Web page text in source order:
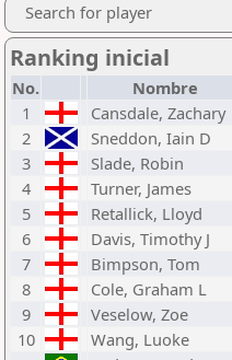
Search for player
Ranking inicial
No. Nombre
1
Cansdale, Zachary
2
Sneddon, Iain D
3
Slade, Robin
4
Turner, James
5
Retallick, Lloyd
6
Davis, Timothy J
7
Bimpson, Tom
8
Cole, Graham L
9
Veselow, Zoe
10
Wang, Luoke